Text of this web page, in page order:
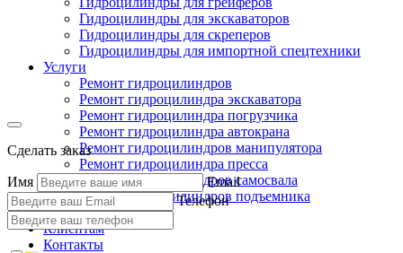
Гидроцилиндры для экскаваторов
Гидроцилиндры для скреперов
Гидроцилиндры для импортной спецтехники
Услуги
Ремонт гидроцилиндров
Ремонт гидроцилиндра экскаватора
Ремонт гидроцилиндра погрузчика
Ремонт гидроцилиндра автокрана
Ремонт гидроцилиндров манипулятора
Ремонт гидроцилиндра пресса
Ремонт гидроцилиндров самосвала
Ремонт гидроцилиндров подъемника
Производство
Клиентам
Контакты
Сделать заказ
Имя
Email
Телефон